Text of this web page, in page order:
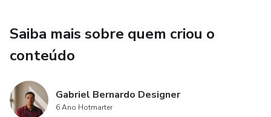
Saiba mais sobre quem criou o
conteúdo
Gabriel Bernardo Designer
6 Ano Hotmarter